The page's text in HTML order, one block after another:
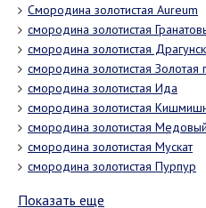
Смородина золотистая Aureum
смородина золотистая
смородина золотистая
смородина золотистая Золотая
смородина золотистая Ида
смородина золотистая
смородина золотистая
смородина золотистая Мускат
смородина золотистая Пурпур
Показать еще